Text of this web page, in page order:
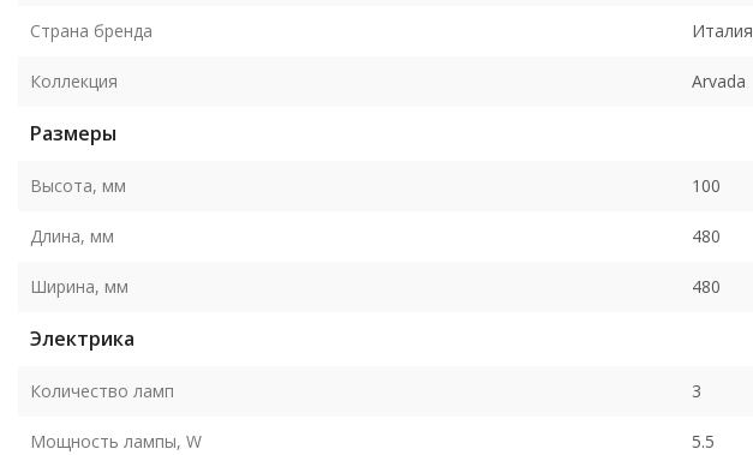
Страна бренда Италия
Коллекция Arvada
Размеры
Высота, мм 100
Длина, мм 480
Ширина, мм 480
Электрика
Количество ламп 3
Мощность лампы, W 5.5